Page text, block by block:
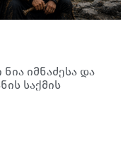
იმნაძესა და
საქმის